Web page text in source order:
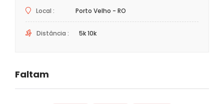
Local : Porto Velho - RO
Distância : 5k 10k
Faltam